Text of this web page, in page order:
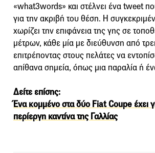
«what3words» και στέλνει ένα tweet
για την ακριβή του θέση. Η
χωρίζει την επιφάνεια της γης σε
μέτρων, κάθε μία με διεύθυνση από
επιτρέποντας στους πελάτες να
απίθανα σημεία, όπως μια παραλία ή
Δείτε επίσης:
Ένα κομμένο στα δύο Fiat Coupe έχει
περίεργη καντίνα της Γαλλίας